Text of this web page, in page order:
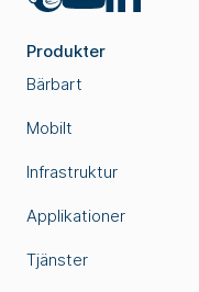
Produkter
Bärbart
Mobilt
Infrastruktur
Applikationer
Tjänster